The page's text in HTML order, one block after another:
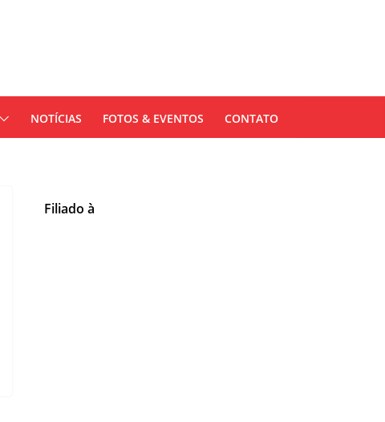
NOTÍCIAS FOTOS & EVENTOS CONTATO
Filiado à